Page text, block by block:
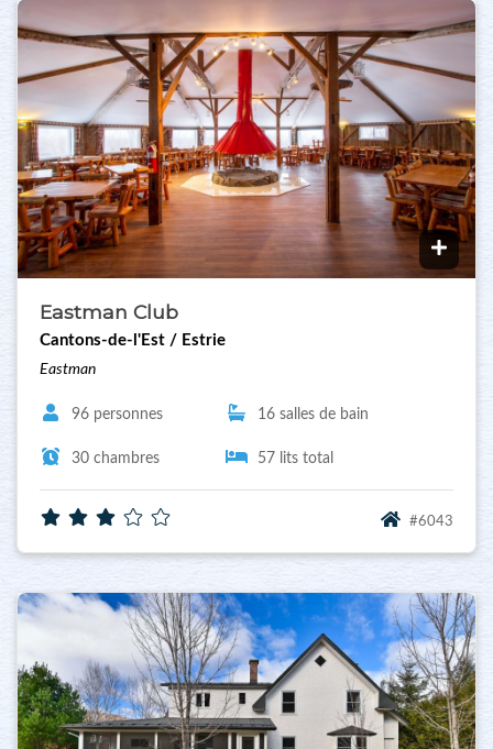
Eastman Club
Cantons-de-l'Est / Estrie
Eastman
96 personnes 16 salles de bain
30 chambres 57 lits total
#6043